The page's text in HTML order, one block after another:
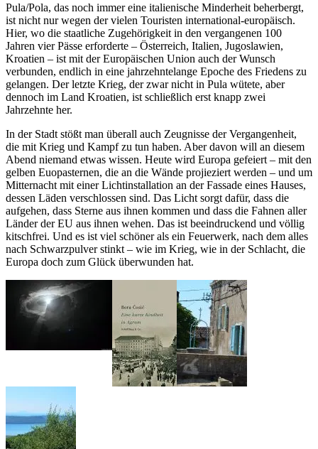
Pula/Pola, das noch immer eine italienische Minderheit beherbergt,
ist nicht nur wegen der vielen Touristen international-europäisch.
Hier, wo die staatliche Zugehörigkeit in den vergangenen 100
Jahren vier Pässe erforderte – Österreich, Italien, Jugoslawien,
Kroatien – ist mit der Europäischen Union auch der Wunsch
verbunden, endlich in eine jahrzehntelange Epoche des Friedens zu
gelangen. Der letzte Krieg, der zwar nicht in Pula wütete, aber
dennoch im Land Kroatien, ist schließlich erst knapp zwei
Jahrzehnte her.
In der Stadt stößt man überall auch Zeugnisse der Vergangenheit,
die mit Krieg und Kampf zu tun haben. Aber davon will an diesem
Abend niemand etwas wissen. Heute wird Europa gefeiert – mit den
gelben Euopasternen, die an die Wände projieziert werden – und um
Mitternacht mit einer Lichtinstallation an der Fassade eines Hauses,
dessen Läden verschlossen sind. Das Licht sorgt dafür, dass die
aufgehen, dass Sterne aus ihnen kommen und dass die Fahnen aller
Länder der EU aus ihnen wehen. Das ist beeindruckend und völlig
kitschfrei. Und es ist viel schöner als ein Feuerwerk, nach dem alles
nach Schwarzpulver stinkt – wie im Krieg, wie in der Schlacht, die
Europa doch zum Glück überwunden hat.